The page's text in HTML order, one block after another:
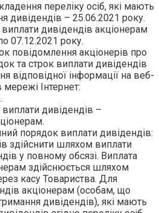
переліку осіб, які мають
дивідендів – 25.06.2021 року.
дивідендів акціонерам
07.12.2021 року.
повідомлення акціонерів про
та строк виплати дивідендів
відповідної інформації на веб-
мережі Інтернет:
виплати дивідендів –
порядок виплати дивідендів:
здійснити шляхом виплати
у повному обсязі. Виплата
здійснюється шляхом
касу Товариства. Для
акціонерам (особам, що
дивідендів), які мають